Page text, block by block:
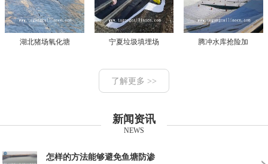
湖北猪场氧化塘 宁夏垃圾填埋场 腾冲水库抢险加
了解更多 >>
新闻资讯
NEWS
怎样的方法能够避免鱼塘防渗